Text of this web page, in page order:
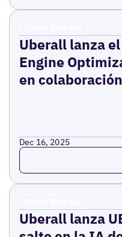
Uberall lanza
Engine
en
Dec 16, 2025
Read more
Uberall lanza